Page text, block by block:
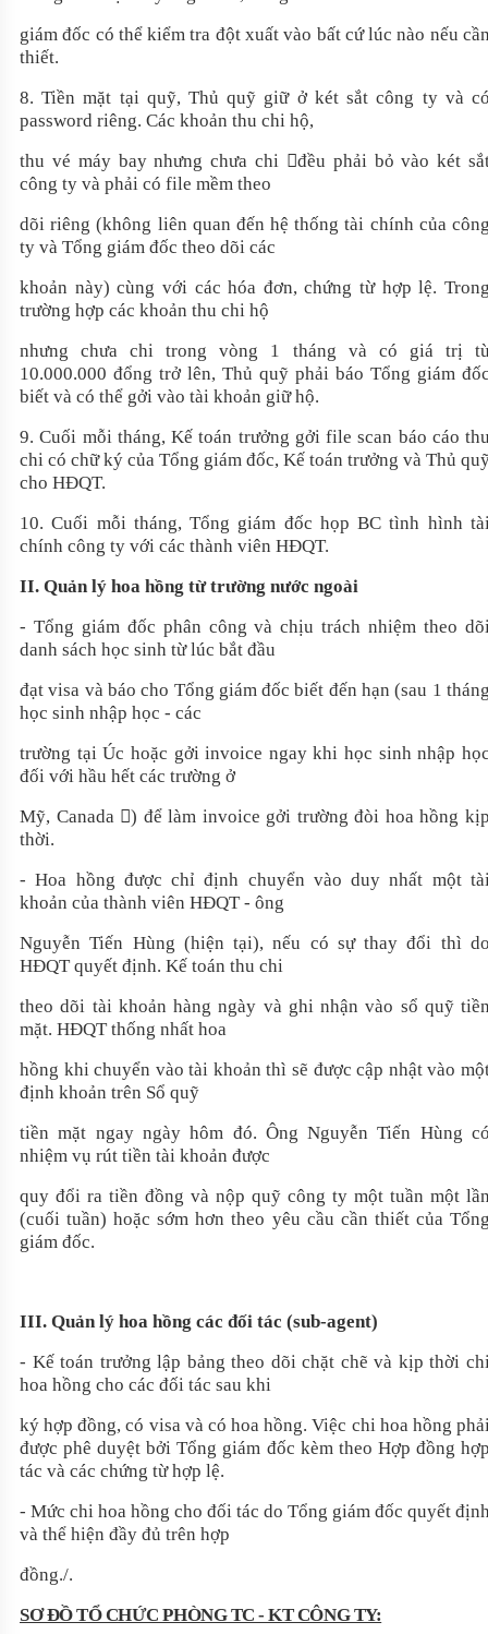
giám đốc có thể kiểm tra đột xuất vào bất cứ lúc nào nếu
thiết.
8. Tiền mặt tại quỹ, Thủ quỹ giữ ở két sắt công ty và
password riêng. Các khoản thu chi hộ,
thu vé máy bay nhưng chưa chi đều phải bỏ vào két
công ty và phải có file mềm theo
dõi riêng (không liên quan đến hệ thống tài chính của
ty và Tổng giám đốc theo dõi các
khoản này) cùng với các hóa đơn, chứng từ hợp lệ.
trường hợp các khoản thu chi hộ
nhưng chưa chi trong vòng 1 tháng và có giá trị
10.000.000 đổng trở lên, Thủ quỹ phải báo Tổng giám
biết và có thể gởi vào tài khoản giữ hộ.
9. Cuối mỗi tháng, Kế toán trưởng gởi file scan báo cáo
chi có chữ ký của Tổng giám đốc, Kế toán trưởng và Thủ
cho HĐQT.
10. Cuối mỗi tháng, Tổng giám đốc họp BC tình hình
chính công ty với các thành viên HĐQT.
II. Quản lý hoa hồng từ trường nước ngoài
- Tổng giám đốc phân công và chịu trách nhiệm theo
danh sách học sinh từ lúc bắt đầu
đạt visa và báo cho Tổng giám đốc biết đến hạn (sau 1
học sinh nhập học - các
trường tại Úc hoặc gởi invoice ngay khi học sinh nhập
đối với hầu hết các trường ở
Mỹ, Canada ) để làm invoice gởi trường đòi hoa hồng
thời.
- Hoa hồng được chỉ định chuyển vào duy nhất một
khoản của thành viên HĐQT - ông
Nguyễn Tiến Hùng (hiện tại), nếu có sự thay đổi thì
HĐQT quyết định. Kế toán thu chi
theo dõi tài khoản hàng ngày và ghi nhận vào sổ quỹ
mặt. HĐQT thống nhất hoa
hồng khi chuyển vào tài khoản thì sẽ được cập nhật vào
định khoản trên Sổ quỹ
tiền mặt ngay ngày hôm đó. Ông Nguyễn Tiến Hùng
nhiệm vụ rút tiền tài khoản được
quy đổi ra tiền đồng và nộp quỹ công ty một tuần một
(cuối tuần) hoặc sớm hơn theo yêu cầu cần thiết của
giám đốc.
III. Quản lý hoa hồng các đối tác (sub-agent)
- Kế toán trưởng lập bảng theo dõi chặt chẽ và kịp thời
hoa hồng cho các đối tác sau khi
ký hợp đồng, có visa và có hoa hồng. Việc chi hoa hồng
được phê duyệt bởi Tổng giám đốc kèm theo Hợp đồng
tác và các chứng từ hợp lệ.
- Mức chi hoa hồng cho đối tác do Tổng giám đốc quyết
và thể hiện đầy đủ trên hợp
đồng./.
SƠ ĐỒ TỔ CHỨC PHÒNG TC - KT CÔNG TY: